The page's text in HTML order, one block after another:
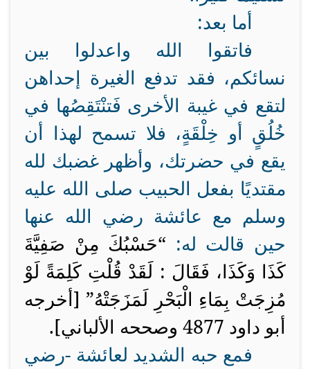
أما بعد:
فاتقوا الله واعدلوا بين
نسائكم، فقد تدفع الغيرة إحداهن
لتقع في غيبة الأخرى فَتنْتَقِصُها في
خُلُقٍ أو خِلْقَةٍ، فلا تسمح لهذا أن
يقع في حضرتك، وأظهر غضبك لله
مقتديًا بفعل الحبيب صلى الله عليه
وسلم مع عائشة رضي الله عنها
حين قالت له: “حَسْبُكَ مِنْ صَفِيَّةَ
كَذَا وَكَذَا، فَقَالَ : لَقَدْ قُلْتِ كَلِمَةً لَوْ
مُزِجَتْ بِمَاءِ الْبَحْرِ لَمَزَجَتْهُ” [أخرجه
أبو داود 4877 وصححه الألباني
]
.
فمع حبه الشديد لعائشة -رضي